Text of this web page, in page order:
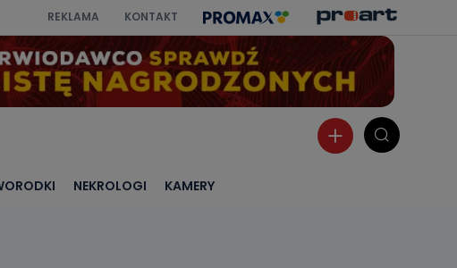
REKLAMA KONTAKT
NEKROLOGI KAMERY